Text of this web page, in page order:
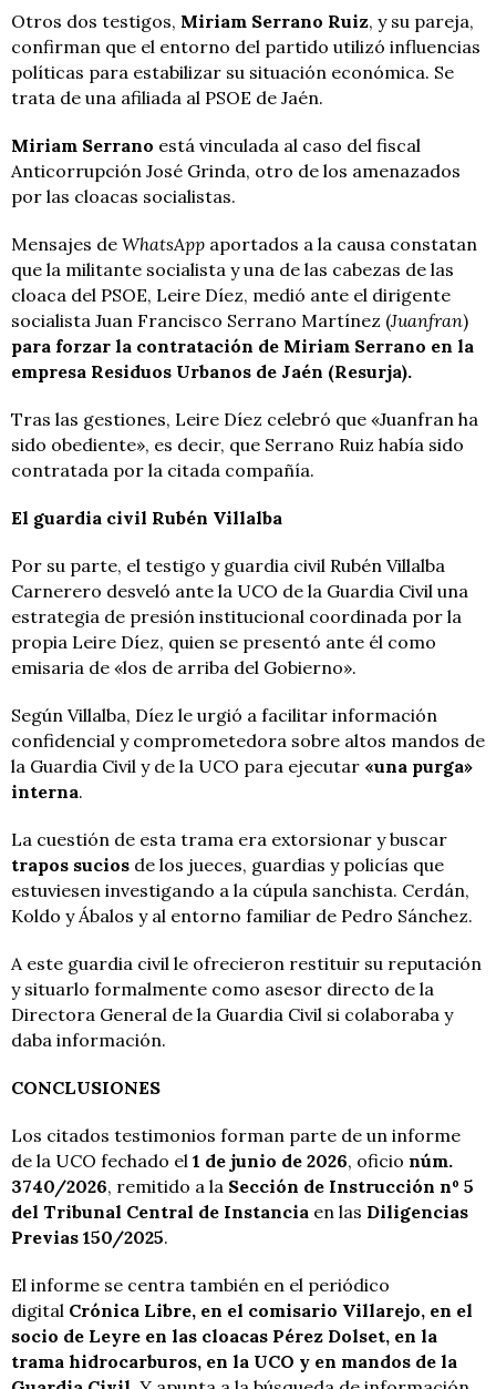
Otros dos testigos, Miriam Serrano Ruiz, y su pareja,
confirman que el entorno del partido utilizó influencias
políticas para estabilizar su situación económica. Se
trata de una afiliada al PSOE de Jaén.
Miriam Serrano está vinculada al caso del fiscal
Anticorrupción José Grinda, otro de los amenazados
por las cloacas socialistas.
Mensajes de WhatsApp aportados a la causa constatan
que la militante socialista y una de las cabezas de las
cloaca del PSOE, Leire Díez, medió ante el dirigente
socialista Juan Francisco Serrano Martínez (Juanfran)
para forzar la contratación de Miriam Serrano en la
empresa Residuos Urbanos de Jaén (Resurja).
Tras las gestiones, Leire Díez celebró que «Juanfran ha
sido obediente», es decir, que Serrano Ruiz había sido
contratada por la citada compañía.
El guardia civil Rubén Villalba
Por su parte, el testigo y guardia civil Rubén Villalba
Carnerero desveló ante la UCO de la Guardia Civil una
estrategia de presión institucional coordinada por la
propia Leire Díez, quien se presentó ante él como
emisaria de «los de arriba del Gobierno».
Según Villalba, Díez le urgió a facilitar información
confidencial y comprometedora sobre altos mandos de
la Guardia Civil y de la UCO para ejecutar «una purga»
interna.
La cuestión de esta trama era extorsionar y buscar
trapos sucios de los jueces, guardias y policías que
estuviesen investigando a la cúpula sanchista. Cerdán,
Koldo y Ábalos y al entorno familiar de Pedro Sánchez.
A este guardia civil le ofrecieron restituir su reputación
y situarlo formalmente como asesor directo de la
Directora General de la Guardia Civil si colaboraba y
daba información.
CONCLUSIONES
Los citados testimonios forman parte de un informe
de la UCO fechado el 1 de junio de 2026, oficio núm.
3740/2026, remitido a la Sección de Instrucción nº 5
del Tribunal Central de Instancia en las Diligencias
Previas 150/2025.
El informe se centra también en el periódico
digital Crónica Libre, en el comisario Villarejo, en el
socio de Leyre en las cloacas Pérez Dolset, en la
trama hidrocarburos, en la UCO y en mandos de la